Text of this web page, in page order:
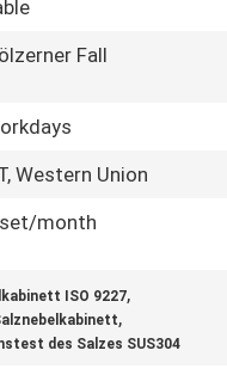
Fall
Western Union
month
ISO 9227,
,
des Salzes SUS304